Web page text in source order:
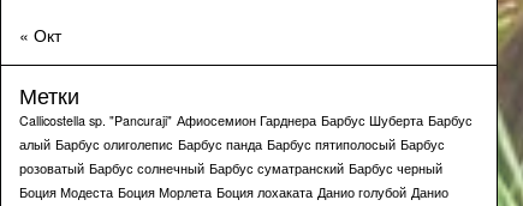
« Окт
Метки
Callicostella sp. "Pancuraji" Афиосемион Гарднера Барбус Шуберта Барбус
алый Барбус олиголепис Барбус панда Барбус пятиполосый Барбус
розоватый Барбус солнечный Барбус суматранский Барбус черный
Боция Модеста Боция Морлета Боция лохаката Данио голубой Данио